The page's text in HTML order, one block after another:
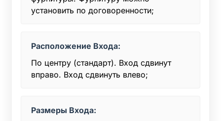
установить по договоренности;
Расположение Входа:
По центру (стандарт). Вход сдвинут
вправо. Вход сдвинуть влево;
Размеры Входа: